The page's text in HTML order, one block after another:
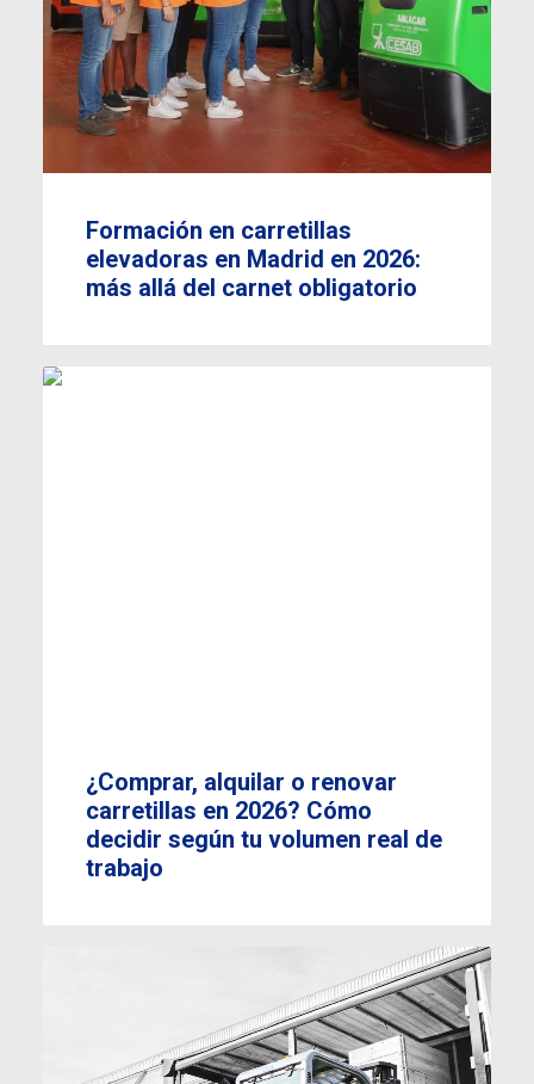
Formación en carretillas
elevadoras en Madrid en 2026:
más allá del carnet obligatorio
¿Comprar, alquilar o renovar
carretillas en 2026? Cómo
decidir según tu volumen real de
trabajo